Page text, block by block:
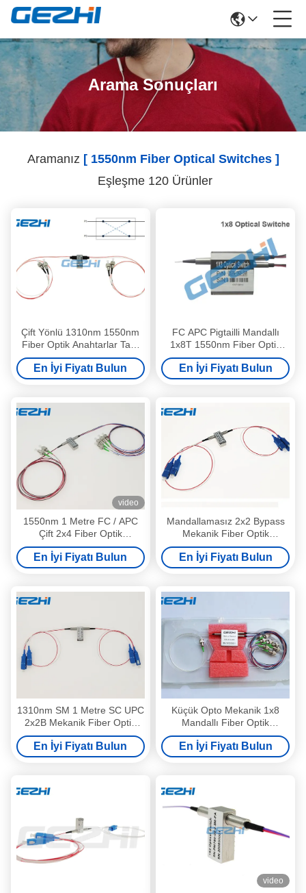
Arama Sonuçları
Aramanız [ 1550nm Fiber Optical Switches ]
Eşleşme 120 Ürünler
Çift Yönlü 1310nm 1550nm
Fiber Optik Anahtarlar Tam
2×2 SM FC UPC
En İyi Fiyatı Bulun
FC APC Pigtailli Mandallı
1x8T 1550nm Fiber Optik
Anahtarlar
En İyi Fiyatı Bulun
video
1550nm 1 Metre FC / APC
Çift 2x4 Fiber Optik
Anahtarlar
En İyi Fiyatı Bulun
Mandallamasız 2x2 Bypass
Mekanik Fiber Optik
Anahtarlar
En İyi Fiyatı Bulun
1310nm SM 1 Metre SC UPC
2x2B Mekanik Fiber Optik
Anahtarlar
En İyi Fiyatı Bulun
Küçük Opto Mekanik 1x8
Mandallı Fiber Optik
Anahtarlar
En İyi Fiyatı Bulun
video